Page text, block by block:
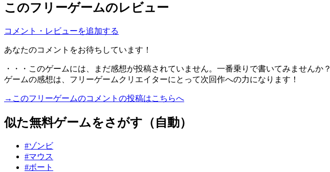
このフリーゲームのレビュー
コメント・レビューを追加する
あなたのコメントをお待ちしています！
・・・このゲームには、まだ感想が投稿されていません。一番乗りで書いてみませんか？
ゲームの感想は、フリーゲームクリエイターにとって次回作への力になります！
→このフリーゲームのコメントの投稿はこちらへ
似た無料ゲームをさがす（自動）
#ゾンビ
#マウス
#ボート